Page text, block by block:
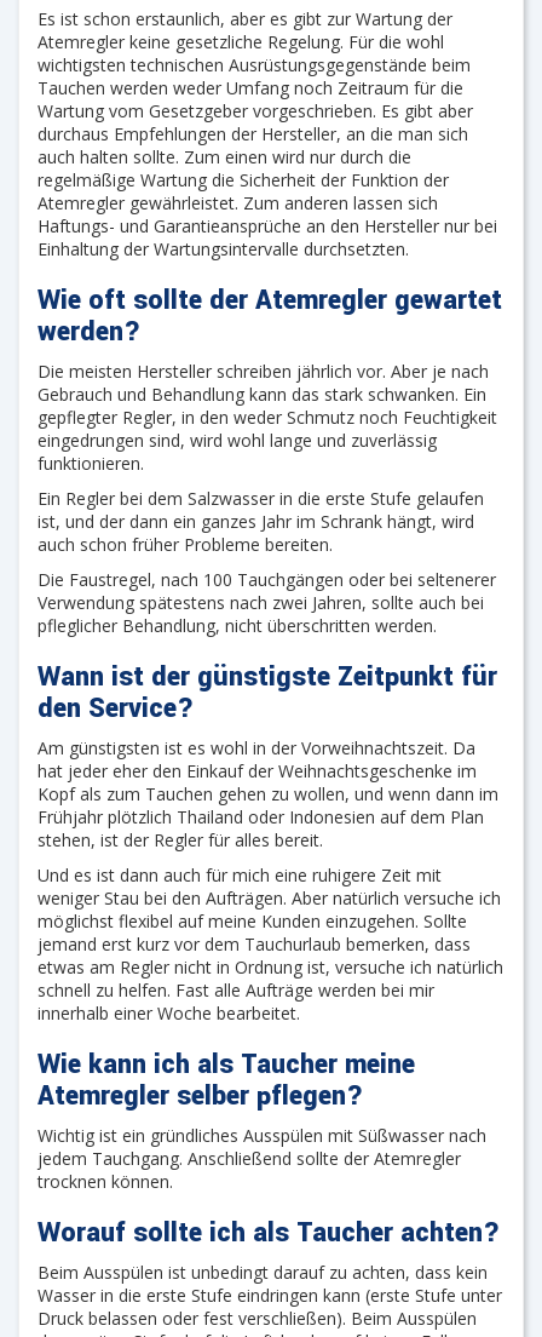
Es ist schon erstaunlich, aber es gibt zur Wartung der
Atemregler keine gesetzliche Regelung. Für die wohl
wichtigsten technischen Ausrüstungsgegenstände beim
Tauchen werden weder Umfang noch Zeitraum für die
Wartung vom Gesetzgeber vorgeschrieben. Es gibt aber
durchaus Empfehlungen der Hersteller, an die man sich
auch halten sollte. Zum einen wird nur durch die
regelmäßige Wartung die Sicherheit der Funktion der
Atemregler gewährleistet. Zum anderen lassen sich
Haftungs- und Garantieansprüche an den Hersteller nur bei
Einhaltung der Wartungsintervalle durchsetzten.
Wie oft sollte der Atemregler gewartet
werden?
Die meisten Hersteller schreiben jährlich vor. Aber je nach
Gebrauch und Behandlung kann das stark schwanken. Ein
gepflegter Regler, in den weder Schmutz noch Feuchtigkeit
eingedrungen sind, wird wohl lange und zuverlässig
funktionieren.
Ein Regler bei dem Salzwasser in die erste Stufe gelaufen
ist, und der dann ein ganzes Jahr im Schrank hängt, wird
auch schon früher Probleme bereiten.
Die Faustregel, nach 100 Tauchgängen oder bei seltenerer
Verwendung spätestens nach zwei Jahren, sollte auch bei
pfleglicher Behandlung, nicht überschritten werden.
Wann ist der günstigste Zeitpunkt für
den Service?
Am günstigsten ist es wohl in der Vorweihnachtszeit. Da
hat jeder eher den Einkauf der Weihnachtsgeschenke im
Kopf als zum Tauchen gehen zu wollen, und wenn dann im
Frühjahr plötzlich Thailand oder Indonesien auf dem Plan
stehen, ist der Regler für alles bereit.
Und es ist dann auch für mich eine ruhigere Zeit mit
weniger Stau bei den Aufträgen. Aber natürlich versuche ich
möglichst flexibel auf meine Kunden einzugehen. Sollte
jemand erst kurz vor dem Tauchurlaub bemerken, dass
etwas am Regler nicht in Ordnung ist, versuche ich natürlich
schnell zu helfen. Fast alle Aufträge werden bei mir
innerhalb einer Woche bearbeitet.
Wie kann ich als Taucher meine
Atemregler selber pflegen?
Wichtig ist ein gründliches Ausspülen mit Süßwasser nach
jedem Tauchgang. Anschließend sollte der Atemregler
trocknen können.
Worauf sollte ich als Taucher achten?
Beim Ausspülen ist unbedingt darauf zu achten, dass kein
Wasser in die erste Stufe eindringen kann (erste Stufe unter
Druck belassen oder fest verschließen). Beim Ausspülen